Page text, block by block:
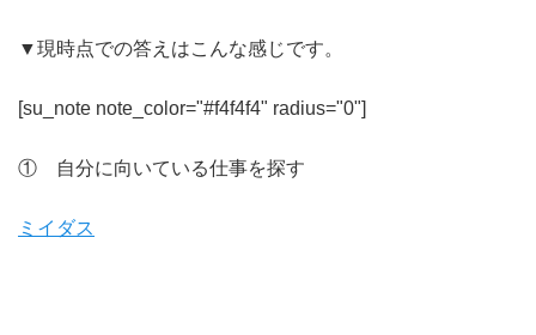
▼現時点での答えはこんな感じです。
[su_note note_color="#f4f4f4" radius="0"]
① 自分に向いている仕事を探す
ミイダス